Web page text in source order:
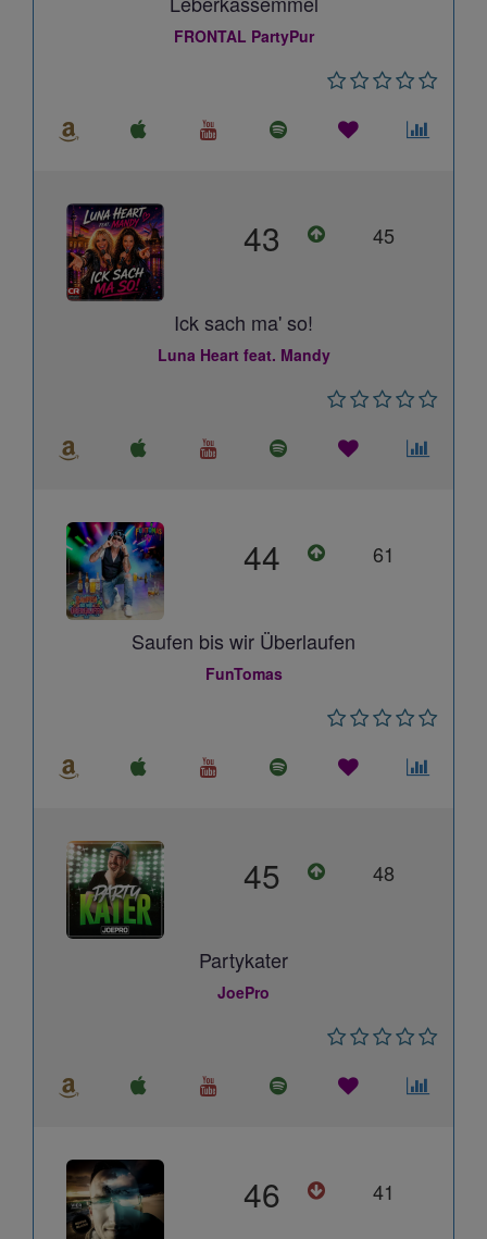
FRONTAL PartyPur
43 45
Ick sach ma' so!
Luna Heart feat. Mandy
44 61
Saufen bis wir Überlaufen
FunTomas
45 48
Partykater
JoePro
46 41